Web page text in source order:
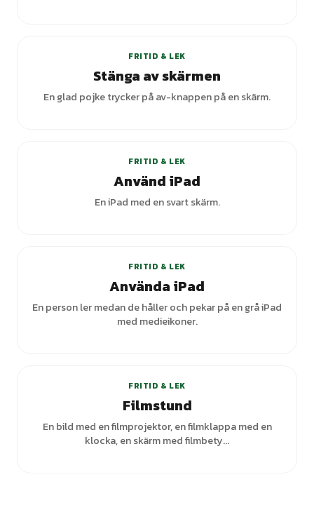
FRITID & LEK
Stänga av skärmen
En glad pojke trycker på av-knappen på en skärm.
FRITID & LEK
Använd iPad
En iPad med en svart skärm.
FRITID & LEK
Använda iPad
En person ler medan de håller och pekar på en grå iPad
med medieikoner.
FRITID & LEK
Filmstund
En bild med en filmprojektor, en filmklappa med en
klocka, en skärm med filmbety...